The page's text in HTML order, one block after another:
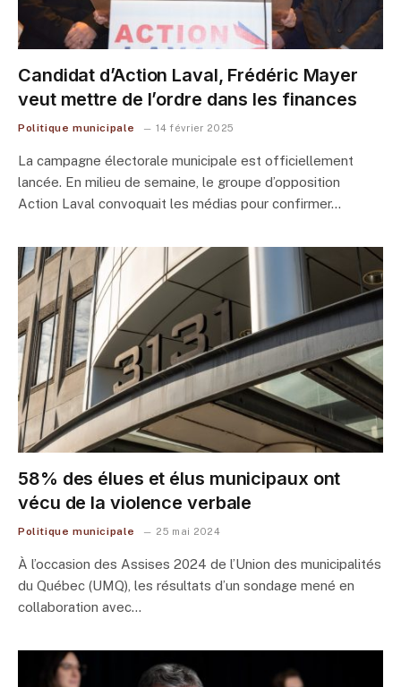
Candidat d’Action Laval, Frédéric Mayer
veut mettre de l’ordre dans les finances
Politique municipale 14 février 2025
La campagne électorale municipale est officiellement
lancée. En milieu de semaine, le groupe d’opposition
Action Laval convoquait les médias pour confirmer…
58% des élues et élus municipaux ont
vécu de la violence verbale
Politique municipale 25 mai 2024
À l’occasion des Assises 2024 de l’Union des municipalités
du Québec (UMQ), les résultats d’un sondage mené en
collaboration avec…